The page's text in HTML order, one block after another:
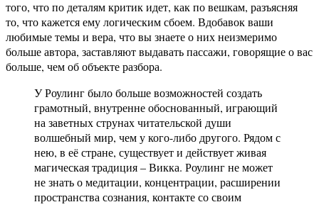
того, что по деталям критик идет, как по вешкам, разъясняя
то, что кажется ему логическим сбоем. Вдобавок ваши
любимые темы и вера, что вы знаете о них неизмеримо
больше автора, заставляют выдавать пассажи, говорящие о вас
больше, чем об объекте разбора.
У Роулинг было больше возможностей создать
грамотный, внутренне обоснованный, играющий
на заветных струнах читательской души
волшебный мир, чем у кого-либо другого. Рядом с
нею, в её стране, существует и действует живая
магическая традиция – Викка. Роулинг не может
не знать о медитации, концентрации, расширении
пространства сознания, контакте со своим